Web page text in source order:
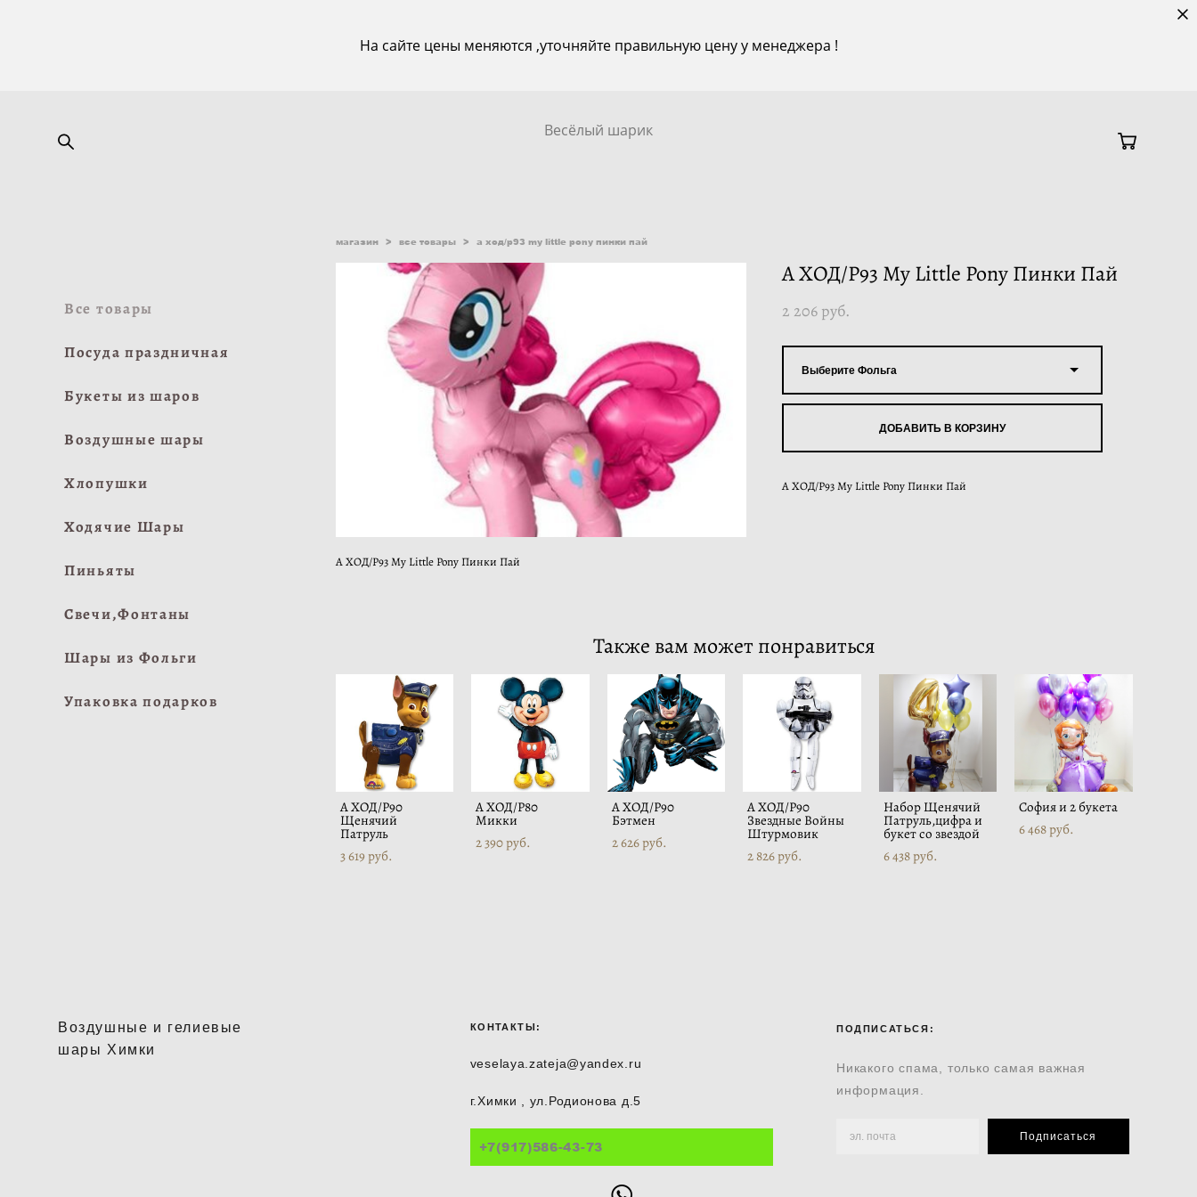
На сайте цены меняются ,уточняйте правильную цену у менеджера !
Весёлый шарик
Все товары
Посуда праздничная
Букеты из шаров
Воздушные шары
Хлопушки
Ходячие Шары
Пиньяты
Свечи,Фонтаны
Шары из Фольги
Упаковка подарков
магазин > все товары > а ход/p93 my little pony пинки пай
А ХОД/P93 My Little Pony Пинки Пай
2 206 pуб.
Выберите Фольга
ДОБАВИТЬ В КОРЗИНУ
А ХОД/P93 My Little Pony Пинки Пай
А ХОД/P93 My Little Pony Пинки Пай
Также вам может понравиться
А ХОД/P90
Щенячий
Патруль
3 619 pуб.
А ХОД/P80
Микки
2 390 pуб.
А ХОД/P90
Бэтмен
2 626 pуб.
А ХОД/P90
Звездные Войны
Штурмовик
2 826 pуб.
Набор Щенячий
Патруль,цифра и
букет со звездой
6 438 pуб.
София и 2 букета
6 468 pуб.
Воздушные и гелиевые
шары Химки
КОНТАКТЫ:
veselaya.zateja@yandex.ru
г.Химки , ул.Родионова д.5
+7(917)586-43-73
ПОДПИСАТЬСЯ:
Никакого спама, только самая важная
информация.
Подписаться